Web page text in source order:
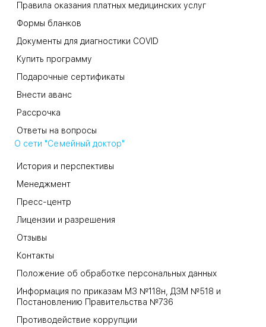
Правила оказания платных медицинских услуг
Формы бланков
Документы для диагностики COVID
Купить программу
Подарочные сертификаты
Внести аванс
Рассрочка
Ответы на вопросы
О сети "Семейный доктор"
История и перспективы
Менеджмент
Пресс-центр
Лицензии и разрешения
Отзывы
Контакты
Положение об обработке персональных данных
Информация по приказам МЗ №118н, ДЗМ №518 и
Постановлению Правительства №736
Противодействие коррупции